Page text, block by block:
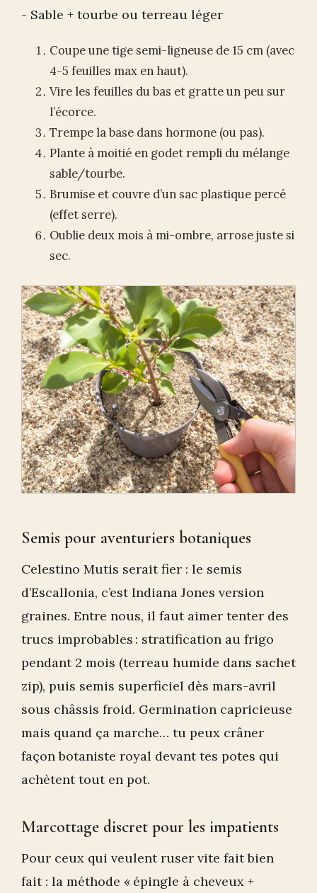
- Sable + tourbe ou terreau léger
Coupe une tige semi-ligneuse de 15 cm (avec
4-5 feuilles max en haut).
Vire les feuilles du bas et gratte un peu sur
l’écorce.
Trempe la base dans hormone (ou pas).
Plante à moitié en godet rempli du mélange
sable/tourbe.
Brumise et couvre d’un sac plastique percé
(effet serre).
Oublie deux mois à mi-ombre, arrose juste si
sec.
Semis pour aventuriers botaniques
Celestino Mutis serait fier : le semis
d’Escallonia, c’est Indiana Jones version
graines. Entre nous, il faut aimer tenter des
trucs improbables : stratification au frigo
pendant 2 mois (terreau humide dans sachet
zip), puis semis superficiel dès mars-avril
sous châssis froid. Germination capricieuse
mais quand ça marche… tu peux crâner
façon botaniste royal devant tes potes qui
achètent tout en pot.
Marcottage discret pour les impatients
Pour ceux qui veulent ruser vite fait bien
fait : la méthode « épingle à cheveux +